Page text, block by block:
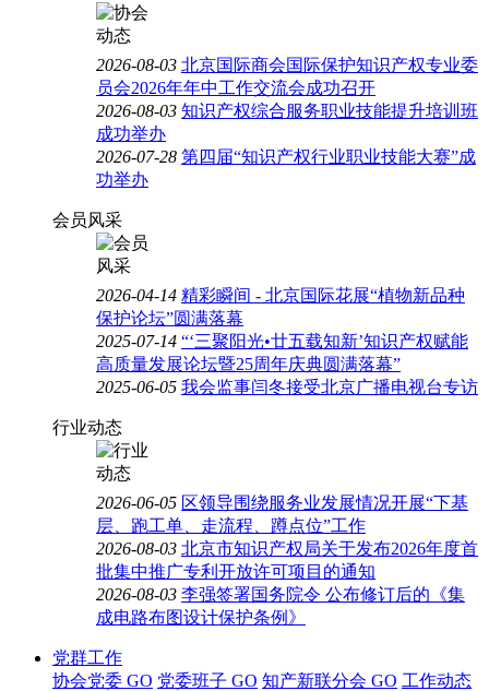
2026-08-03 北京国际商会国际保护知识产权专业委
员会2026年年中工作交流会成功召开
2026-08-03 知识产权综合服务职业技能提升培训班
成功举办
2026-07-28 第四届“知识产权行业职业技能大赛”成
功举办
会员风采
2026-04-14 精彩瞬间 - 北京国际花展“植物新品种
保护论坛”圆满落幕
2025-07-14 “‘三聚阳光•廿五载知新’知识产权赋能
高质量发展论坛暨25周年庆典圆满落幕”
2025-06-05 我会监事闫冬接受北京广播电视台专访
行业动态
2026-06-05 区领导围绕服务业发展情况开展“下基
层、跑工单、走流程、蹲点位”工作
2026-08-03 北京市知识产权局关于发布2026年度首
批集中推广专利开放许可项目的通知
2026-08-03 李强签署国务院令 公布修订后的《集
成电路布图设计保护条例》
党群工作
协会党委 GO 党委班子 GO 知产新联分会 GO 工作动态